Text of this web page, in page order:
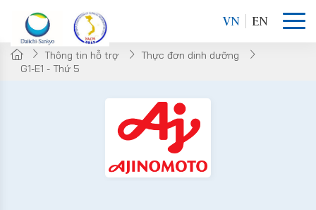
VN EN
Thông tin hỗ trợ
Thực đơn dinh dưỡng
G1-E1 - Thứ 5